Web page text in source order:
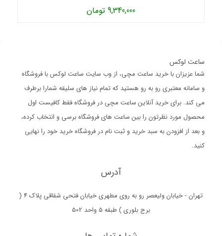
9,340,000 تومان
ساعت لوکس
شما عزیزان با خرید ساعت مچی، از وب سایت ساعت لوکس با فروشگاه
و سامانه معتبری رو به رو هستید که تمام نیاز های سلیقه شمارا برطرف
می کند. برای خرید آنلاین ساعت مچی در فروشگاه فقط کافیست اول
محصول مورد نظرتون را بین ساعت های فروشگاه برسی و انتخاب کرده،
و بعد از افزودن به سبد خرید و ثبت نام در فروشگاه خرید خود را نهایی
کنید.
آدرس
تهران - خیابان ولیعصر رو به روی مطهری خیابان فتحی شقاقی پلاک 4 (
برج بلوری ) طبقه 5 واحد 502